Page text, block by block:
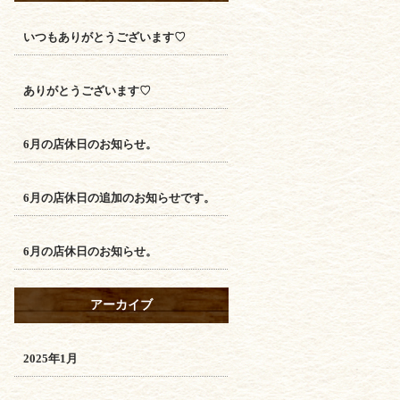
いつもありがとうございます♡
ありがとうございます♡
6月の店休日のお知らせ。
6月の店休日の追加のお知らせです。
6月の店休日のお知らせ。
アーカイブ
2025年1月